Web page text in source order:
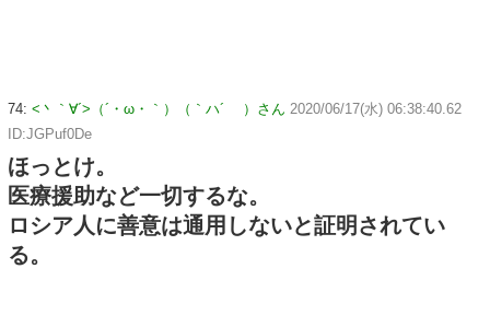
74: <丶｀∀´>（´・ω・｀）（｀ハ´ ）さん 2020/06/17(水) 06:38:40.62
ID:JGPuf0De
ほっとけ。
医療援助など一切するな。
ロシア人に善意は通用しないと証明されてい
る。